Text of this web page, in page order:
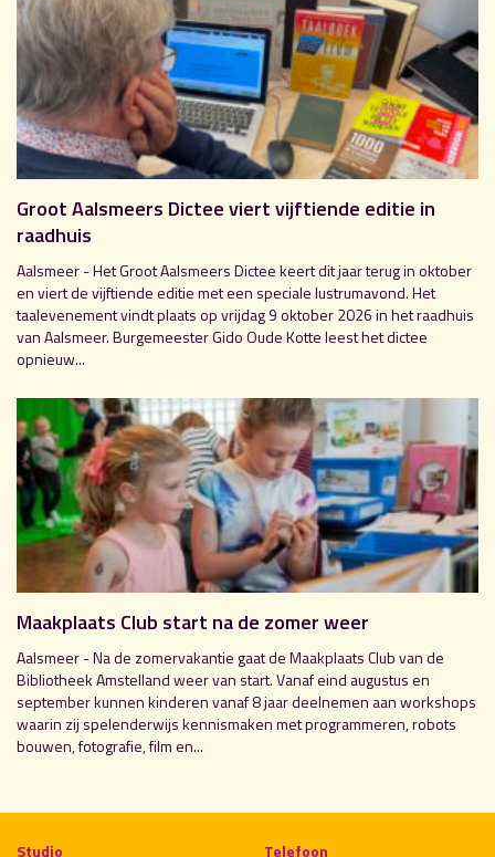
Groot Aalsmeers Dictee viert vijftiende editie in
raadhuis
Aalsmeer - Het Groot Aalsmeers Dictee keert dit jaar terug in oktober
en viert de vijftiende editie met een speciale lustrumavond. Het
taalevenement vindt plaats op vrijdag 9 oktober 2026 in het raadhuis
van Aalsmeer. Burgemeester Gido Oude Kotte leest het dictee
opnieuw...
Maakplaats Club start na de zomer weer
Aalsmeer - Na de zomervakantie gaat de Maakplaats Club van de
Bibliotheek Amstelland weer van start. Vanaf eind augustus en
september kunnen kinderen vanaf 8 jaar deelnemen aan workshops
waarin zij spelenderwijs kennismaken met programmeren, robots
bouwen, fotografie, film en...
Studio Telefoon